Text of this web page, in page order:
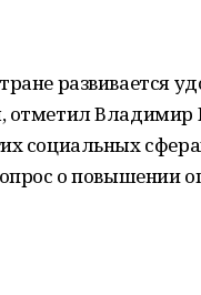
развивается
Владимир
социальных
о повышении